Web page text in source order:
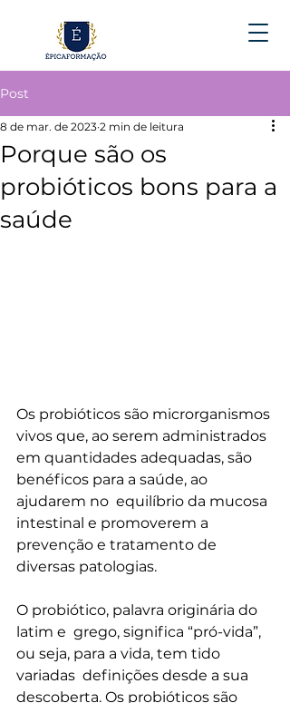
Post
Porque são os
probióticos bons para a
saúde
8 de mar. de 2023 2 min de leitura
Os probióticos são microrganismos
vivos que, ao serem administrados
em quantidades adequadas, são
benéficos para a saúde, ao
ajudarem no  equilíbrio da mucosa
intestinal e promoverem a
prevenção e tratamento de
diversas patologias.
O probiótico, palavra originária do
latim e  grego, significa “pró-vida”,
ou seja, para a vida, tem tido
variadas  definições desde a sua
descoberta. Os probióticos são